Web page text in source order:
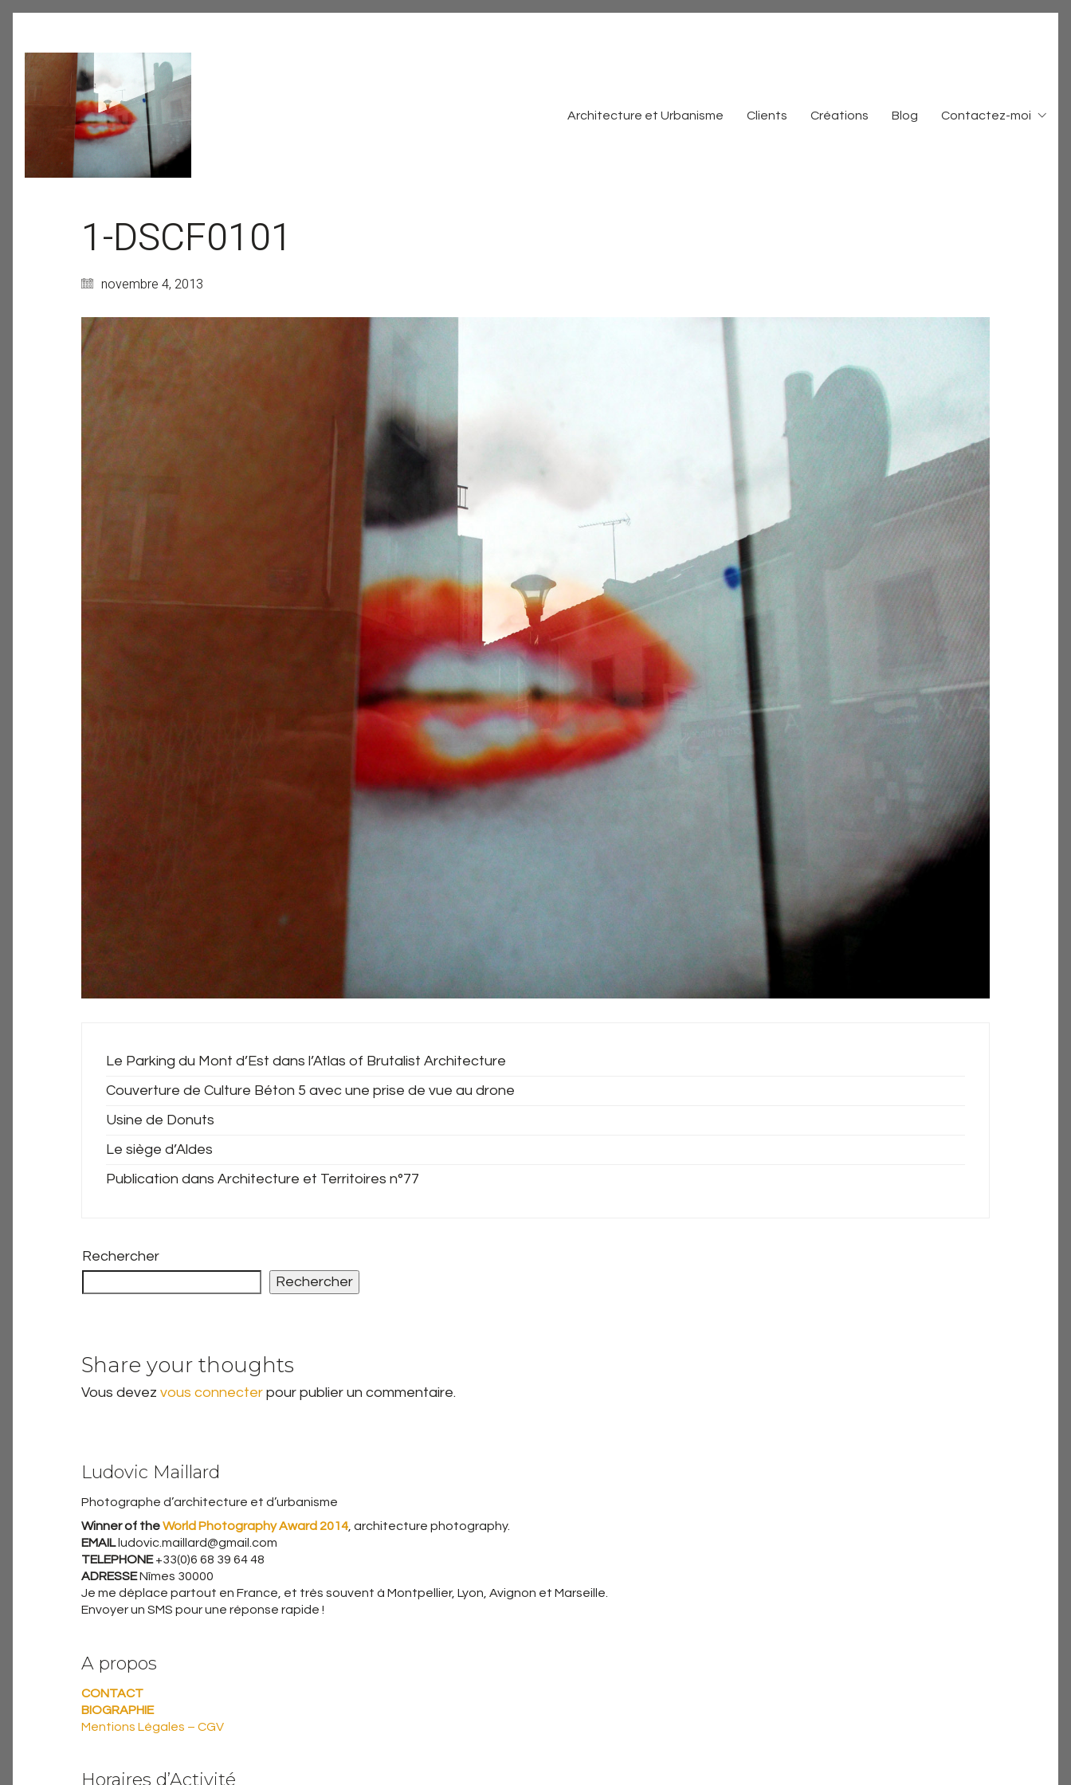
Architecture et Urbanisme Clients Créations Blog Contactez-moi
1-DSCF0101
novembre 4, 2013
Le Parking du Mont d’Est dans l’Atlas of Brutalist Architecture
Couverture de Culture Béton 5 avec une prise de vue au drone
Usine de Donuts
Le siège d’Aldes
Publication dans Architecture et Territoires n°77
Rechercher
Rechercher
Share your thoughts
Vous devez vous connecter pour publier un commentaire.
Ludovic Maillard
Photographe d’architecture et d’urbanisme
Winner of theWorld Photography Award 2014 , architecture photography.
EMAIL ludovic.maillard@gmail.com
TELEPHONE+33(0)6 68 39 64 48
ADRESSENîmes 30000
Je me déplace partout en France, et très souvent à Montpellier, Lyon, Avignon et Marseille.
Envoyer un SMS pour une réponse rapide !
A propos
CONTACT
BIOGRAPHIE
Mentions Légales – CGV
Horaires d’Activité